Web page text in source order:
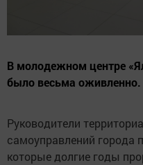
В молодежном центре
было весьма оживленно.
Руководители
самоуправлений города
которые долгие годы